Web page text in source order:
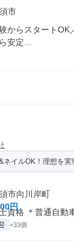
市
からスタートOK
安定...
イルOK！理想を実
市向川岸町
円
資格 ＊普通自動
+33個